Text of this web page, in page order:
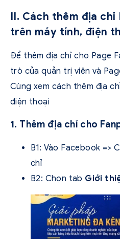
II. Cách thêm địa chỉ
trên máy tính, điện
Để thêm địa chỉ cho Page
trò của quản trị viên và
Cùng xem cách thêm địa
điện thoại
1. Thêm địa chỉ cho
B1: Vào Facebook =>
chỉ
B2: Chọn tab Giới